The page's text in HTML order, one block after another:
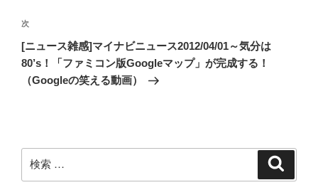
ー
シ
ョ
ン
次
の
投
稿
次
[ニュース雑感]マイナビニュース2012/04/01～気分は
80’s！「ファミコン版Googleマップ」が完成する！
（Googleの笑える動画）
検
索: